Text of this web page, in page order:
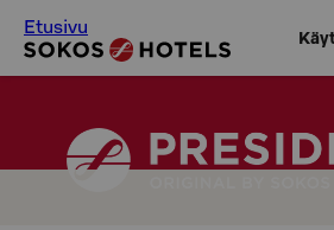
Etusivu